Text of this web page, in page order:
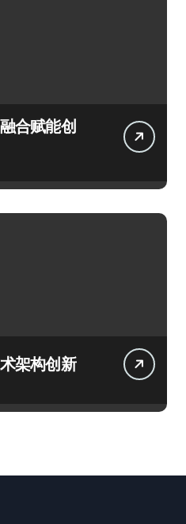
合赋能创
架构创新